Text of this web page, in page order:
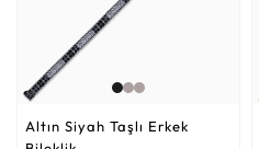
Altın Siyah Taşlı Erkek